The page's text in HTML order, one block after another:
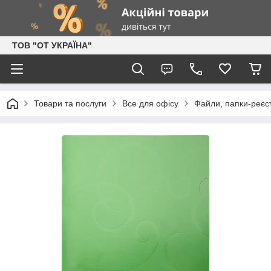
ТОВ "ОТ УКРАЇНА"
Товари та послуги Все для офісу Файли, папки-